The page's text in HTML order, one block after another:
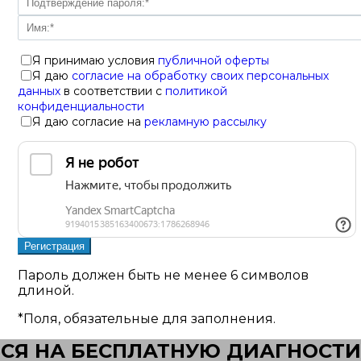
Я принимаю условия публичной оферты
Я даю согласие на обработку своих персональных
данных в соответствии с политикой
конфиденциальности
Я даю согласие на рекламную рассылку
Пароль должен быть не менее 6 символов
длиной.
*Поля, обязательные для заполнения.
НА БЕСПЛАТНУЮ